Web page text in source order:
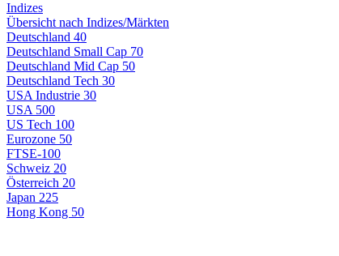
Indizes
Übersicht nach Indizes/Märkten
Deutschland 40
Deutschland Small Cap 70
Deutschland Mid Cap 50
Deutschland Tech 30
USA Industrie 30
USA 500
US Tech 100
Eurozone 50
FTSE-100
Schweiz 20
Österreich 20
Japan 225
Hong Kong 50